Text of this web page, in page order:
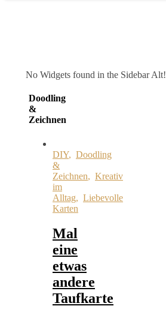
No Widgets found in the Sidebar Alt!
Doodling
&
Zeichnen
DIY, Doodling
&
Zeichnen, Kreativ
im
Alltag, Liebevolle
Karten
Mal
eine
etwas
andere
Taufkarte